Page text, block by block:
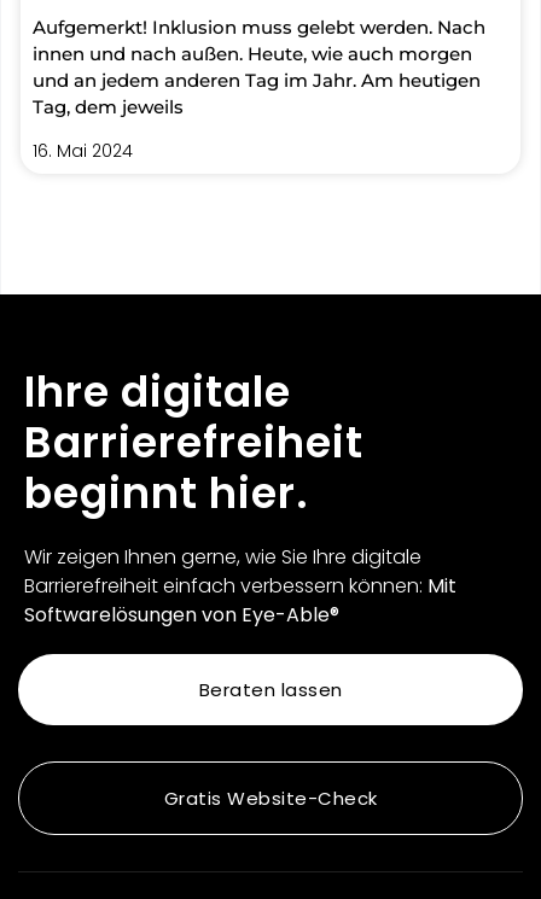
Aufgemerkt! Inklusion muss gelebt werden. Nach
innen und nach außen. Heute, wie auch morgen
und an jedem anderen Tag im Jahr. Am heutigen
Tag, dem jeweils
16. Mai 2024
Ihre digitale
Barrierefreiheit
beginnt hier.
Wir zeigen Ihnen gerne, wie Sie Ihre digitale
Barrierefreiheit einfach verbessern können: Mit
Softwarelösungen von Eye-Able®
Beraten lassen
Gratis Website-Check